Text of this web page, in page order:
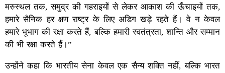
मरुस्थल तक, समुद्र की गहराइयों से लेकर आकाश की ऊँचाइयों तक,
हमारे सैनिक हर क्षण राष्ट्र के लिए अडिग खड़े रहते हैं। वे न केवल
हमारे भूभाग की रक्षा करते हैं, बल्कि हमारी स्वतंत्रता, शान्ति और सम्मान
की भी रक्षा करते हैं।”
उन्होंने कहा कि भारतीय सेना केवल एक सैन्य शक्ति नहीं, बल्कि भारत